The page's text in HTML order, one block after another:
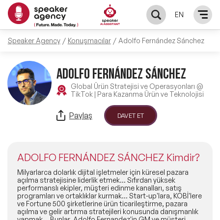
EN
KONUŞMACILAR
Yerel Konuşmacılar
Global Konuşmacılar
Exclusive Konuşmacılar
Tüm Konuşmacılar
KONULAR
Öne Çıkan Konular
Ünlü Konuşmacılar
İlham Veren Konuşmacılar
İlham Veren Kadın Konuşmacılar
ÇÖZÜMLER
Master Class Workshop
Akış Sunumu & Moderasyon
HAKKIMIZDA
Biz Kimiz?
BLOG
Speaker Agency Konuşmacılar Adolfo Fernández Sánchez
ADOLFO FERNÁNDEZ SÁNCHEZ
Global Ürün Stratejisi ve Operasyonları @
TikTok | Para Kazanma Ürün ve Teknolojisi
Paylaş DAVET ET
ADOLFO FERNÁNDEZ SÁNCHEZ Kimdir?
Milyarlarca dolarlık dijital işletmeler için küresel pazara
açılma stratejisine liderlik etmek… Sıfırdan yüksek
performanslı ekipler, müşteri edinme kanalları, satış
programları ve ortaklıklar kurmak... Start-up'lara, KOBİ'lere
ve Fortune 500 şirketlerine ürün ticarileştirme, pazara
açılma ve gelir artırma stratejileri konusunda danışmanlık